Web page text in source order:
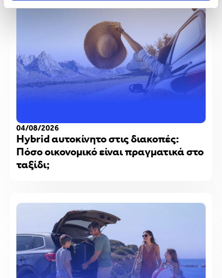
04/08/2026
Hybrid αυτοκίνητο στις διακοπές:
Πόσο οικονομικό είναι πραγματικά στο
ταξίδι;